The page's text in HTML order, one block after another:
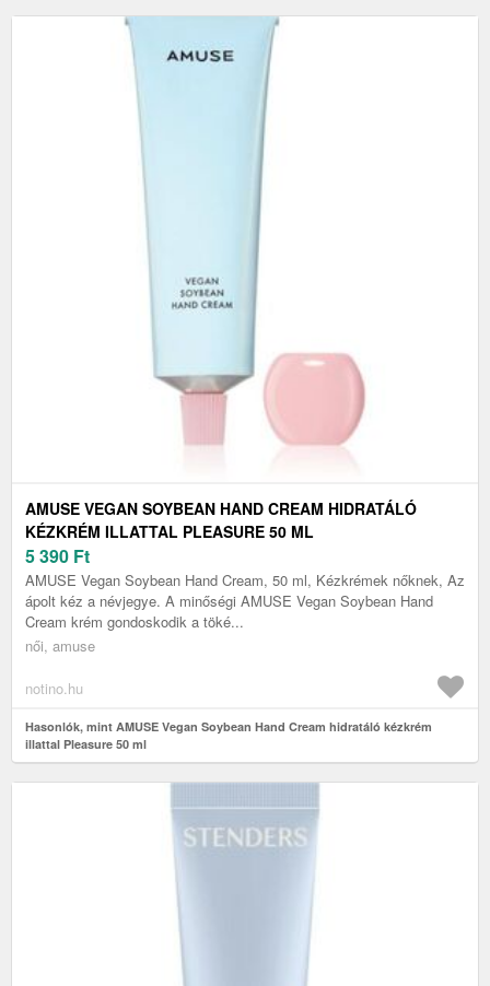
AMUSE VEGAN SOYBEAN HAND CREAM HIDRATÁLÓ
KÉZKRÉM ILLATTAL PLEASURE 50 ML
5 390 Ft
AMUSE Vegan Soybean Hand Cream, 50 ml, Kézkrémek nőknek, Az
ápolt kéz a névjegye. A minőségi AMUSE Vegan Soybean Hand
Cream krém gondoskodik a töké...
női, amuse
notino.hu
Hasonlók, mint AMUSE Vegan Soybean Hand Cream hidratáló kézkrém
illattal Pleasure 50 ml